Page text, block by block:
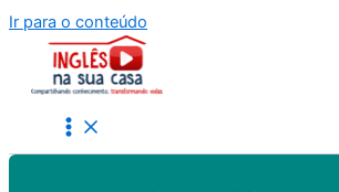
Ir para o conteúdo